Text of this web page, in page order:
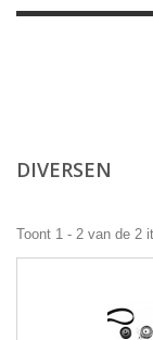
DIVERSEN
Toont 1 - 2 van de 2